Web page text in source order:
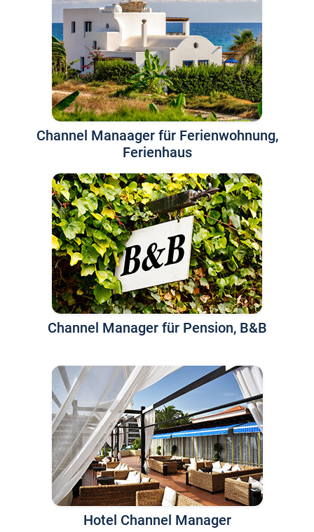
Channel Manaager für Ferienwohnung,
Ferienhaus
Channel Manager für Pension, B&B
Hotel Channel Manager